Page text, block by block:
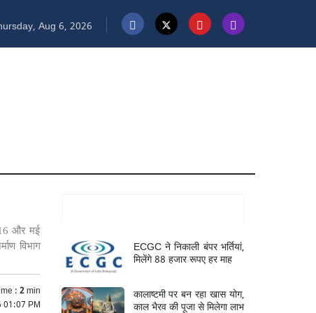
Aug 6, 2026
और मई
विभाग
:2min
01:07 PM
ECGC ने निकाली बंपर भर्तियां,
मिलेंगे 88 हजार रूपए हर माह
कालाष्टमी पर बन रहा खास योग,
काल भैरव की पूजा से मिलेगा लाभ